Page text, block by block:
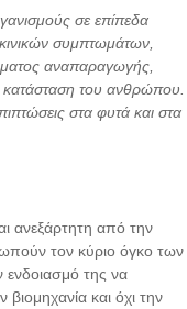
σε επίπεδα
συμπτωμάτων,
αναπαραγωγής,
κατάσταση του ανθρώπου.
στα φυτά και στα
ανεξάρτητη από την
τον κύριο όγκο των
ενδοιασμό της να
και όχι την